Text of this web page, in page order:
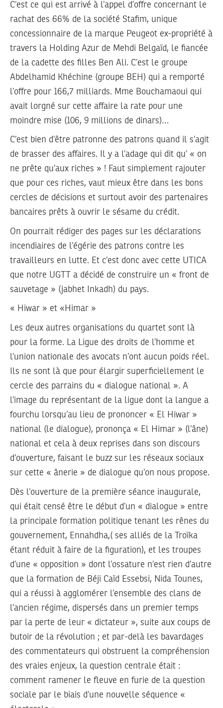
C’est ce qui est arrivé à l’appel d’offre concernant le
rachat des 66% de la société Stafim, unique
concessionnaire de la marque Peugeot ex-propriété à
travers la Holding Azur de Mehdi Belgaïd, le fiancée
de la cadette des filles Ben Ali. C’est le groupe
Abdelhamid Khéchine (groupe BEH) qui a remporté
l’offre pour 166,7 milliards. Mme Bouchamaoui qui
avait lorgné sur cette affaire la rate pour une
moindre mise (106, 9 millions de dinars)…
C’est bien d’être patronne des patrons quand il s’agit
de brasser des affaires. Il y a l’adage qui dit qu’ « on
ne prête qu’aux riches » ! Faut simplement rajouter
que pour ces riches, vaut mieux être dans les bons
cercles de décisions et surtout avoir des partenaires
bancaires prêts à ouvrir le sésame du crédit.
On pourrait rédiger des pages sur les déclarations
incendiaires de l’égérie des patrons contre les
travailleurs en lutte. Et c’est donc avec cette UTICA
que notre UGTT a décidé de construire un « front de
sauvetage » (jabhet Inkadh) du pays.
« Hiwar » et «Himar »
Les deux autres organisations du quartet sont là
pour la forme. La Ligue des droits de l’homme et
l’union nationale des avocats n’ont aucun poids réel.
Ils ne sont là que pour élargir superficiellement le
cercle des parrains du « dialogue national ». A
l’image du représentant de la ligue dont la langue a
fourchu lorsqu’au lieu de prononcer « El Hiwar »
national (le dialogue), prononça « El Himar » (l’âne)
national et cela à deux reprises dans son discours
d’ouverture, faisant le buzz sur les réseaux sociaux
sur cette « ânerie » de dialogue qu’on nous propose.
Dès l’ouverture de la première séance inaugurale,
qui était censé être le début d’un « dialogue » entre
la principale formation politique tenant les rênes du
gouvernement, Ennahdha,( ses alliés de la Troïka
étant réduit à faire de la figuration), et les troupes
d’une « opposition » dont l’ossature n’est rien d’autre
que la formation de Béji Caïd Essebsi, Nida Tounes,
qui a réussi à agglomérer l’ensemble des clans de
l’ancien régime, dispersés dans un premier temps
par la perte de leur « dictateur », suite aux coups de
butoir de la révolution ; et par-delà les bavardages
des commentateurs qui obstruent la compréhension
des vraies enjeux, la question centrale était :
comment ramener le fleuve en furie de la question
sociale par le biais d’une nouvelle séquence «